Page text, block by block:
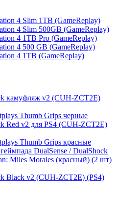
4 Slim 1TB (GameReplay)
4 Slim 500GB (GameReplay)
4 1TB Pro (GameReplay)
4 500 GB (GameReplay)
4 1TB (GameReplay)
камуфляж v2 (CUH-ZCT2E)
Thumb Grips черные
Red v2 для PS4 (CUH-ZCT2E)
Thumb Grips красные
DualSense / DualShock
Miles Morales (красный) (2 шт)
Black v2 (CUH-ZCT2E) (PS4)